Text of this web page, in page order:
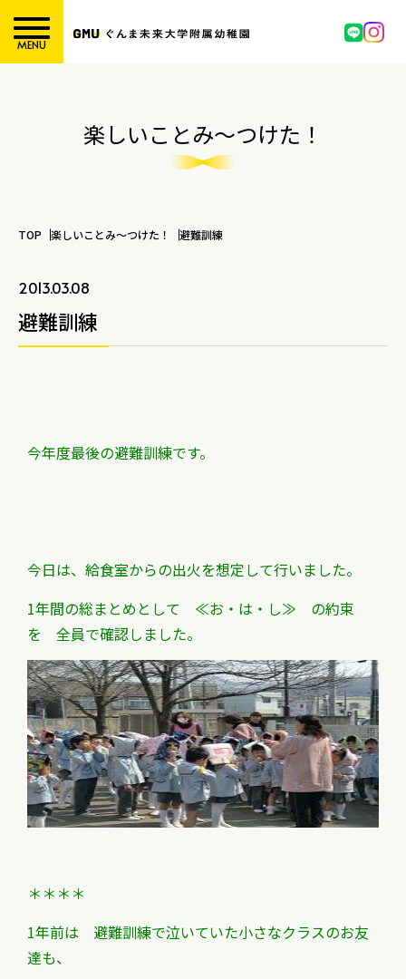
MENU
楽しいことみ～つけた！
TOP 楽しいことみ～つけた！ 避難訓練
2013.03.08
避難訓練
今年度最後の避難訓練です。
今日は、給食室からの出火を想定して行いました。
1年間の総まとめとして ≪お・は・し≫ の約束
を 全員で確認しました。
＊＊＊＊
1年前は 避難訓練で泣いていた小さなクラスのお友
達も、